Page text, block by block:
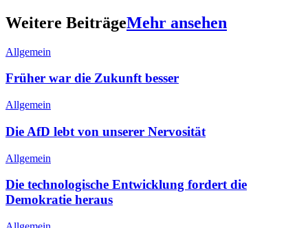
Weitere BeiträgeMehr ansehen
Allgemein
Früher war die Zukunft besser
Allgemein
Die AfD lebt von unserer Nervosität
Allgemein
Die technologische Entwicklung fordert die
Demokratie heraus